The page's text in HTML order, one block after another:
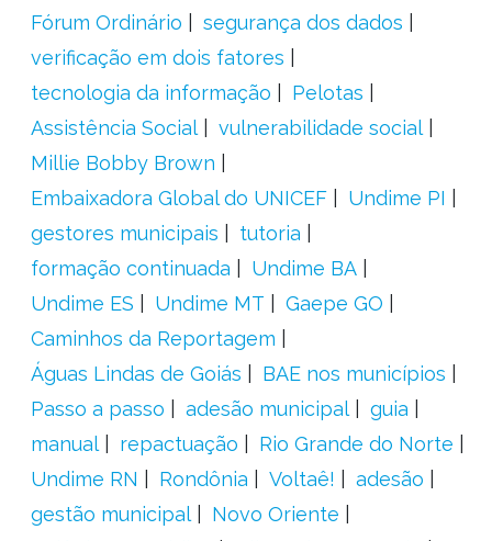
Fórum Ordinário
segurança dos dados
verificação em dois fatores
tecnologia da informação
Pelotas
Assistência Social
vulnerabilidade social
Millie Bobby Brown
Embaixadora Global do UNICEF
Undime PI
gestores municipais
tutoria
formação continuada
Undime BA
Undime ES
Undime MT
Gaepe GO
Caminhos da Reportagem
Águas Lindas de Goiás
BAE nos municípios
Passo a passo
adesão municipal
guia
manual
repactuação
Rio Grande do Norte
Undime RN
Rondônia Voltaê!
adesão
gestão municipal
Novo Oriente